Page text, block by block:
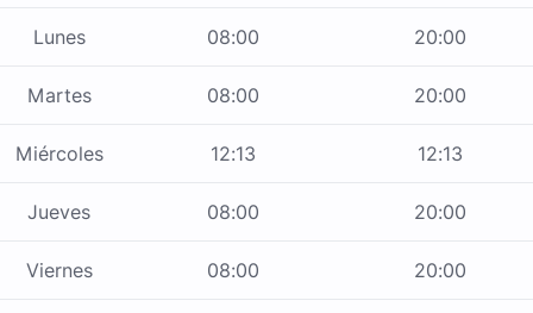
Lunes 08:00 20:00
Martes 08:00 20:00
Miércoles 12:13 12:13
Jueves 08:00 20:00
Viernes 08:00 20:00